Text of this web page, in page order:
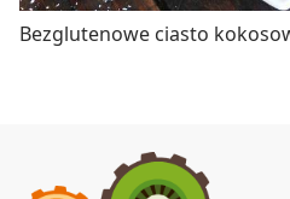
Bezglutenowe ciasto